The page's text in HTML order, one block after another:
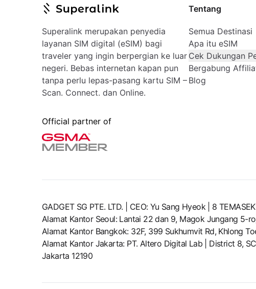
Superalink merupakan penyedia
layanan SIM digital (eSIM) bagi
traveler yang ingin berpergian ke luar
negeri. Bebas internetan kapan pun
tanpa perlu lepas-pasang kartu SIM –
Scan. Connect. dan Online.
Official partner of
Tentang
Semua Destinasi
Apa itu eSIM
Cek Dukungan
Bergabung
Blog
GADGET SG PTE. LTD. | CEO: Yu Sang Hyeok | 8
Alamat Kantor Seoul: Lantai 22 dan 9, Magok Jungang 5-
Alamat Kantor Bangkok: 32F, 399 Sukhumvit Rd, Khlong
Alamat Kantor Jakarta: PT. Altero Digital Lab | District 8,
Jakarta 12190